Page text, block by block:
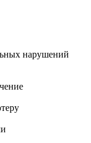
нарушений